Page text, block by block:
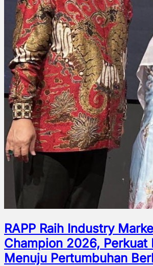
RAPP Raih Industry
Champion 2026, Perkuat
Menuju Pertumbuhan